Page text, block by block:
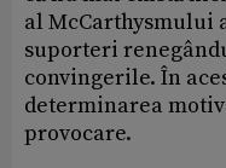
al McCarthysmului
suporteri
convingerile. În
determinarea
provocare.